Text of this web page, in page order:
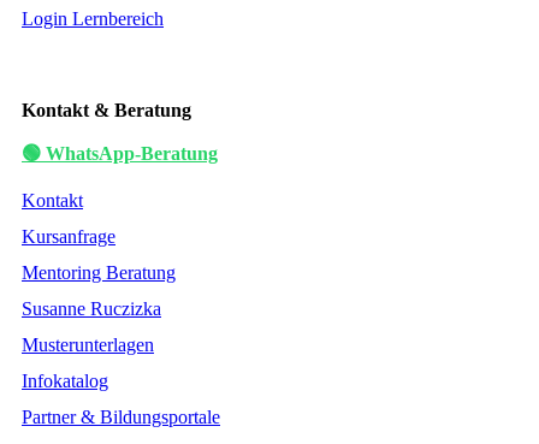
Login Lernbereich
Kontakt & Beratung
🟢 WhatsApp-Beratung
Kontakt
Kursanfrage
Mentoring Beratung
Susanne Ruczizka
Musterunterlagen
Infokatalog
Partner & Bildungsportale